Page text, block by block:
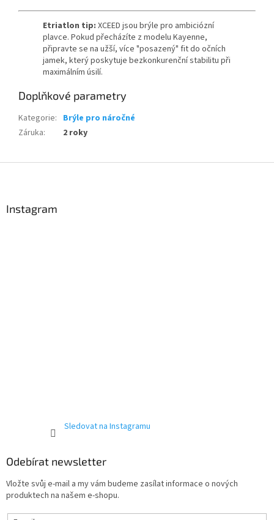
Etriatlon tip: XCEED jsou brýle pro ambiciózní
plavce. Pokud přecházíte z modelu Kayenne,
připravte se na užší, více "posazený" fit do očních
jamek, který poskytuje bezkonkurenční stabilitu při
maximálním úsilí.
Doplňkové parametry
Kategorie: Brýle pro náročné
Záruka: 2 roky
Instagram
Sledovat na Instagramu
Odebírat newsletter
Vložte svůj e-mail a my vám budeme zasílat informace o nových
produktech na našem e-shopu.